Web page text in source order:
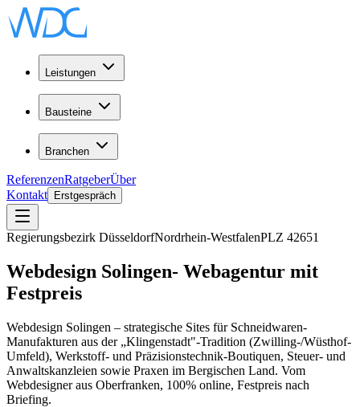
Leistungen
Bausteine
Branchen
ReferenzenRatgeberÜber
Kontakt
Erstgespräch
Regierungsbezirk DüsseldorfNordrhein-WestfalenPLZ 42651
Webdesign Solingen- Webagentur mit
Festpreis
Webdesign Solingen – strategische Sites für Schneidwaren-
Manufakturen aus der „Klingenstadt"-Tradition (Zwilling-/Wüsthof-
Umfeld), Werkstoff- und Präzisionstechnik-Boutiquen, Steuer- und
Anwaltskanzleien sowie Praxen im Bergischen Land. Vom
Webdesigner aus Oberfranken, 100% online, Festpreis nach
Briefing.